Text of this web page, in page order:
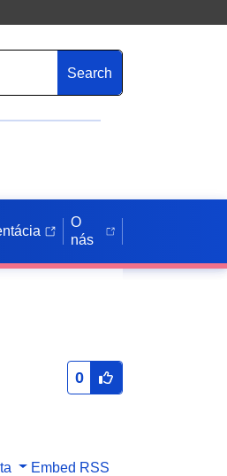
Search
O
nás
0
Embed RSS